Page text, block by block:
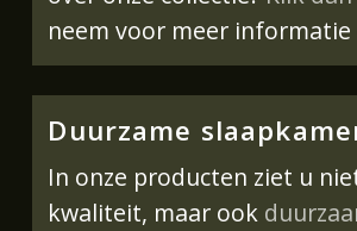
neem voor meer
Duurzame
In onze producten ziet u
kwaliteit, maar ook